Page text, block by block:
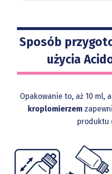
Sposób
użycia
Opakowanie to, aż 10 ml,
kroplomierzem
produktu